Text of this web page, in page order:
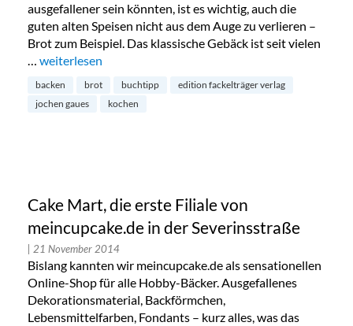
ausgefallener sein könnten, ist es wichtig, auch die
guten alten Speisen nicht aus dem Auge zu verlieren –
Brot zum Beispiel. Das klassische Gebäck ist seit vielen
… „Brot: Das Buch zum Brotbacken“
weiterlesen
backen brot buchtipp
edition fackelträger verlag
jochen gaues
kochen
Cake Mart, die erste Filiale von
meincupcake.de in der Severinsstraße
| 21 November 2014
Bislang kannten wir meincupcake.de als sensationellen
Online-Shop für alle Hobby-Bäcker. Ausgefallenes
Dekorationsmaterial, Backförmchen,
Lebensmittelfarben, Fondants – kurz alles, was das